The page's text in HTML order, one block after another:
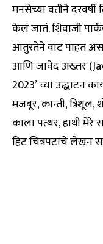
मनसेच्या वतीने
केलं जातं. शिवाजी
आतुरतेने वाट पाहत
आणि जावेद अख्तर
2023’ च्या उद्धाटन
मजबूर, क्रान्ती,
काला पत्थर, हाथी मेरे
हिट चित्रपटांचे लेखन